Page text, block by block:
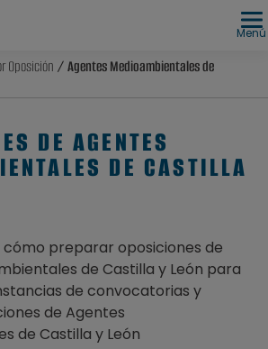
Menú
Oposición / Agentes Medioambientales de
DE AGENTES
DE CASTILLA
preparar oposiciones de
de Castilla y León para
de convocatorias y
de Agentes
de Castilla y León